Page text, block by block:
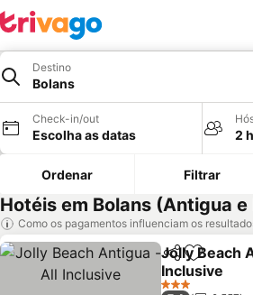
Destino
Bolans
Check-in/out
Escolha as datas 2
Ordenar Filtrar
Hotéis em Bolans (Antigua
Como os pagamentos influenciam os
Partilhar
Jolly Beach
Inclusive
Ver preços
3 Estrelas